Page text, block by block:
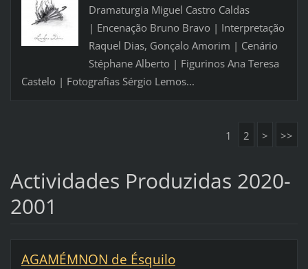
Dramaturgia Miguel Castro Caldas
| Encenação Bruno Bravo | Interpretação
Raquel Dias, Gonçalo Amorim | Cenário
Stéphane Alberto | Figurinos Ana Teresa
Castelo | Fotografias Sérgio Lemos...
1 2 > >>
Actividades Produzidas 2020-
2001
AGAMÉMNON de Ésquilo